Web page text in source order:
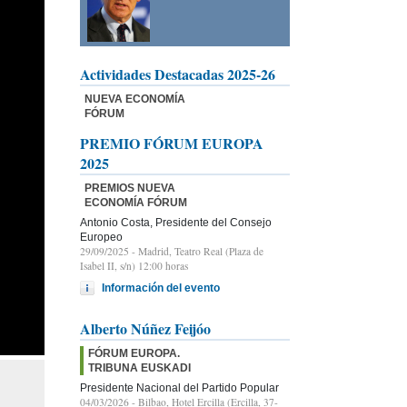
Actividades Destacadas 2025-26
NUEVA ECONOMÍA
FÓRUM
PREMIO FÓRUM EUROPA
2025
PREMIOS NUEVA
ECONOMÍA FÓRUM
Antonio Costa, Presidente del Consejo
Europeo
29/09/2025 - Madrid, Teatro Real (Plaza de
Isabel II, s/n) 12:00 horas
Información del evento
Alberto Núñez Feijóo
FÓRUM EUROPA.
TRIBUNA EUSKADI
Presidente Nacional del Partido Popular
04/03/2026 - Bilbao, Hotel Ercilla (Ercilla, 37-